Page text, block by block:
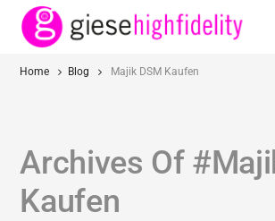
Home Blog Majik DSM Kaufen
Archives Of
Kaufen